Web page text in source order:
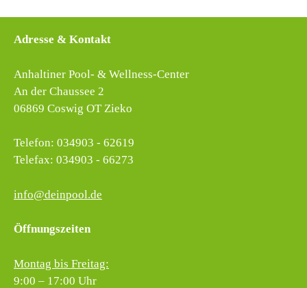
Adresse & Kontakt
Anhaltiner Pool- & Wellness-Center
An der Chaussee 2
06869 Coswig OT Zieko
Telefon: 034903 - 62619
Telefax: 034903 - 66273
info@deinpool.de
Öffnungszeiten
Montag bis Freitag:
9:00 – 17:00 Uhr